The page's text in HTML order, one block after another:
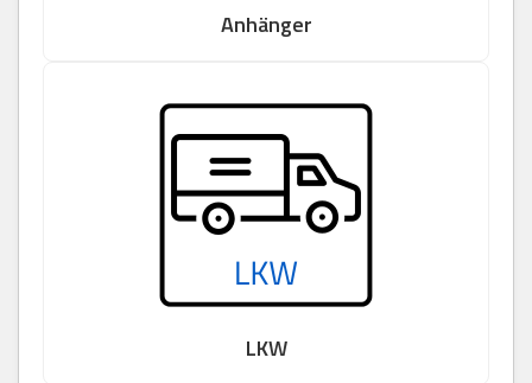
Anhänger
LKW